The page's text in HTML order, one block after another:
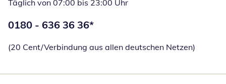
Täglich von 07:00 bis 23:00 Uhr
Telefonnummer:
0180 - 636 36 36*
(20 Cent/Verbindung aus allen deutschen Netzen)